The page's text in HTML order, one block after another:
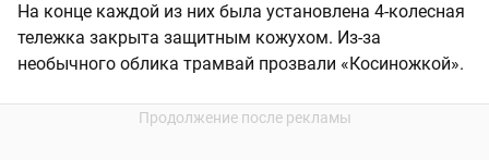
На конце каждой из них была установлена 4-колесная
тележка закрыта защитным кожухом. Из-за
необычного облика трамвай прозвали «Косиножкой».